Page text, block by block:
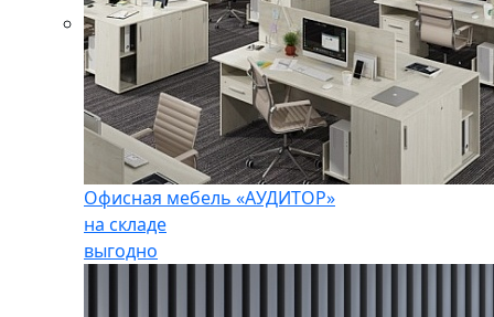
Офисная мебель «АУДИТОР»
на складе
выгодно